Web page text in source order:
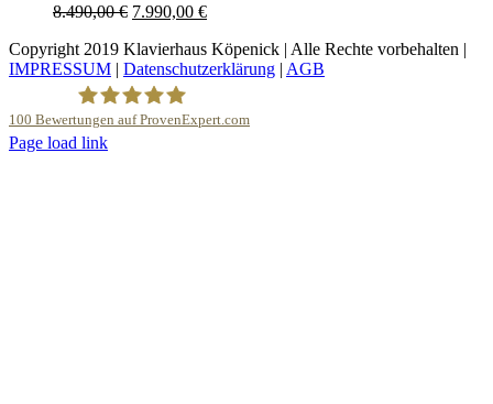
8.490,00€ Ursprünglicher
war:
8.490,00 €
7.990,00 €Aktueller
ist:
7.990,00 €.
Copyright 2019 Klavierhaus Köpenick | Alle Rechte vorbehalten |
IMPRESSUM | Datenschutzerklärung | AGB
100 Bewertungen auf ProvenExpert.com
YouTube
Page load link